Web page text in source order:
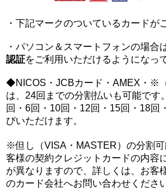
・下記マークのついているカードが
・パソコン＆スマートフォンの場合
認証をご利用いただけるようになっ
◆NICOS・JCBカード・AMEX・※
は、24回までの分割払いも可能です
回・6回・10回・12回・15回・18回
びいただけます。
※但し（VISA・MASTER）の分割
客様の契約クレジットカードの内容
が異なりますので、詳しくは、お客
のカード会社へお問い合わせくださ